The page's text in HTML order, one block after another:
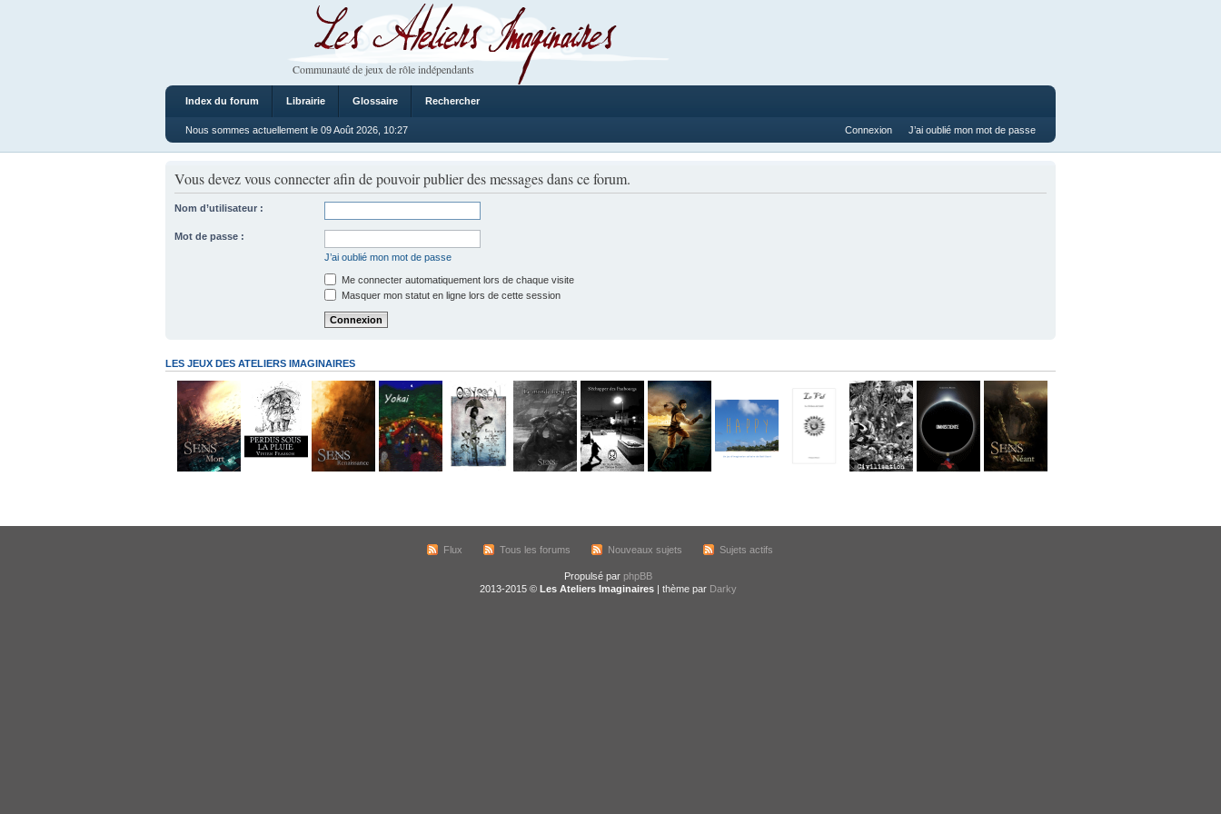
Les Ateliers Imaginaires
Communauté de jeux de rôle indépendants
Index du forum Librairie Glossaire Rechercher
Nous sommes actuellement le 09 Août 2026, 10:27 Connexion J’ai oublié mon mot de passe
Vous devez vous connecter afin de pouvoir publier des messages dans ce forum.
Nom d’utilisateur :
Mot de passe :
J’ai oublié mon mot de passe
Me connecter automatiquement lors de chaque visite
Masquer mon statut en ligne lors de cette session
LES JEUX DES ATELIERS IMAGINAIRES
Flux Tous les forums Nouveaux sujets Sujets actifs
Propulsé par phpBB
2013-2015 © Les Ateliers Imaginaires | thème par Darky